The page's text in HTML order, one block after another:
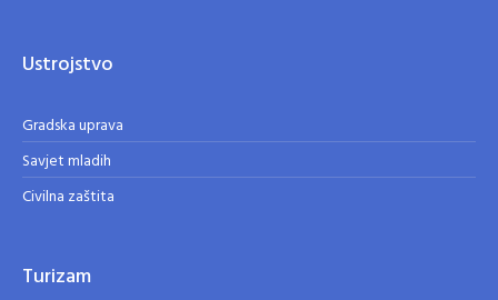
Ustrojstvo
Gradska uprava
Savjet mladih
Civilna zaštita
Turizam